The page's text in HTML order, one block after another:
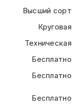
Высший сорт
Круговая
Техническая
Бесплатно
Бесплатно
Бесплатно